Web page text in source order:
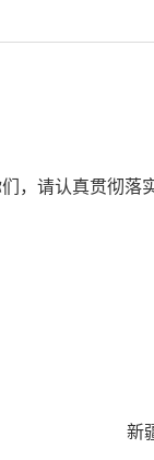
，请认真贯彻落实
新